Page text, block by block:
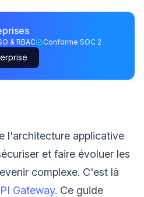
& RBAC Conforme SOC 2
l'architecture applicative
et faire évoluer les
complexe. C'est là
Gateway. Ce guide